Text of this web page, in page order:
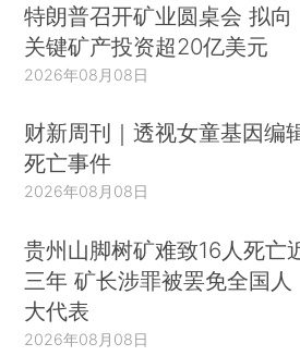
特朗普召开矿业圆桌会 拟向
关键矿产投资超20亿美元
2026年08月08日
财新周刊｜透视女童基因编
死亡事件
2026年08月08日
贵州山脚树矿难致16人死亡
三年 矿长涉罪被罢免全国人
大代表
2026年08月08日